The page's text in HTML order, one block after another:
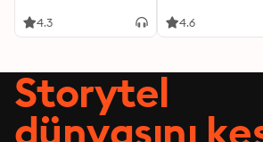
4.3 4.6
Storytel
dünyasını